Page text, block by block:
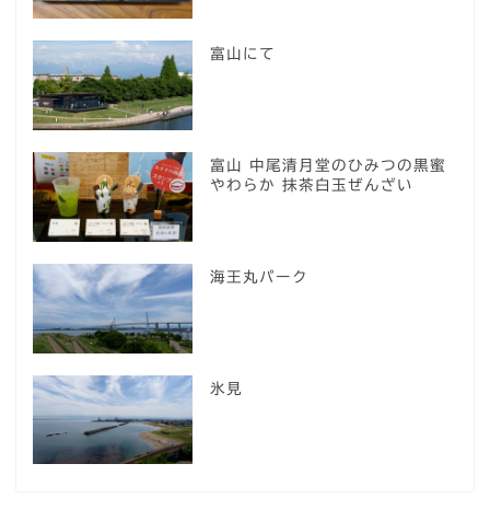
富山にて
富山 中尾清月堂のひみつの黒蜜
やわらか 抹茶白玉ぜんざい
海王丸パーク
氷見